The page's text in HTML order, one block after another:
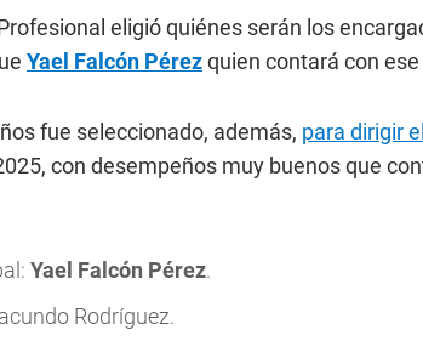
eligió quiénes serán los
Yael Falcón Pérezquien contará con ese
fue seleccionado, además, para dirigir
con desempeños muy buenos que
Yael Falcón Pérez.
Rodríguez.